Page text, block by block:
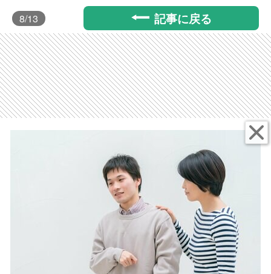
8/13 記事に戻る